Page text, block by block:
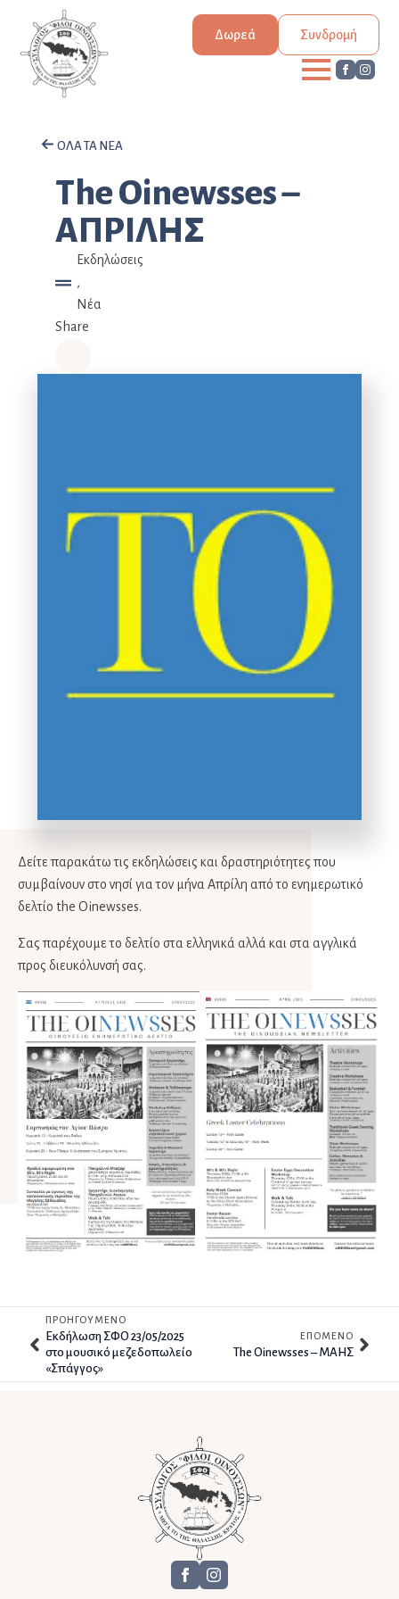
Δωρεά Συνδρομή
ΟΛΑ ΤΑ ΝΕΑ
The Oinewsses –
ΑΠΡΙΛΗΣ
Εκδηλώσεις
,
Νέα
Share
Δείτε παρακάτω τις εκδηλώσεις και δραστηριότητες που
συμβαίνουν στο νησί για τον μήνα Απρίλη από το ενημερωτικό
δελτίο the Oinewsses.
Σας παρέχουμε το δελτίο στα ελληνικά αλλά και στα αγγλικά
προς διευκόλυνσή σας.
ΠΡΟΗΓΟΥΜΕΝΟ
Εκδήλωση ΣΦΟ 23/05/2025
στο μουσικό μεζεδοπωλείο
«Σπάγγος»
ΕΠΟΜΕΝΟ
The Oinewsses – ΜΑΗΣ